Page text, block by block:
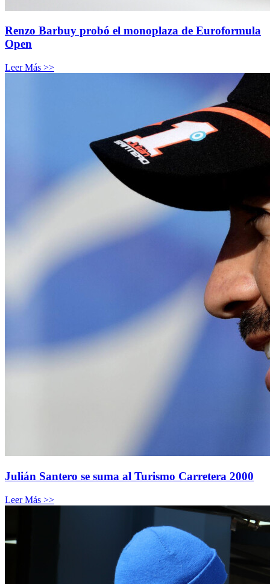
Renzo Barbuy probó el monoplaza de Euroformula
Open
Leer Más >>
Julián Santero se suma al Turismo Carretera 2000
Leer Más >>